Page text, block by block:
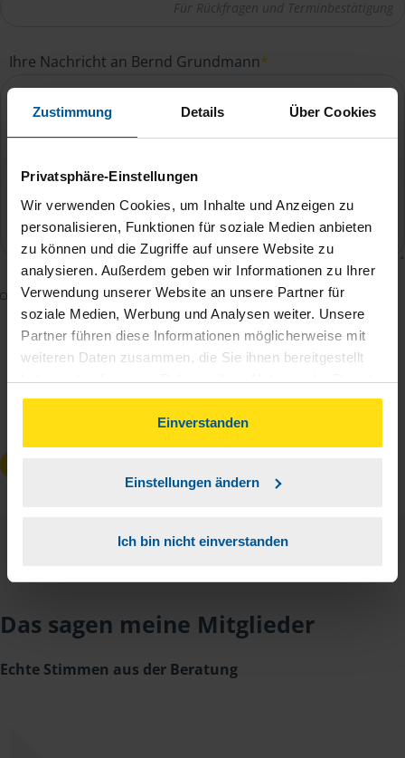
Zustimmung Details Über Cookies
Privatsphäre-Einstellungen
Wir verwenden Cookies, um Inhalte und Anzeigen zu
personalisieren, Funktionen für soziale Medien anbieten
zu können und die Zugriffe auf unsere Website zu
analysieren. Außerdem geben wir Informationen zu Ihrer
Verwendung unserer Website an unsere Partner für
soziale Medien, Werbung und Analysen weiter. Unsere
Partner führen diese Informationen möglicherweise mit
weiteren Daten zusammen, die Sie ihnen bereitgestellt
haben oder die sie im Rahmen Ihrer Nutzung der Dienste
gesammelt haben. Indem Sie auf Einverstanden klicken,
können Sie der Verwendung von Cookies, gemäß
unserer➔ Datenschutzrichtliniezustimmen.
Einverstanden
Einstellungen ändern
Ich bin nicht einverstanden
Ihre Nachricht an Bernd Grundmann*
Mit dem Absenden des Kontaktformulars erkläre ich
mich damit einverstanden, dass meine Daten zur
Bearbeitung meines Anliegens sowie zur internen
Analyse der Zugriffsquelle verwendet werden.
DieDatenschutzbestimmungenhabe ich zur
Kenntnis genommen.*
Das sagen meine Mitglieder
Echte Stimmen aus der Beratung